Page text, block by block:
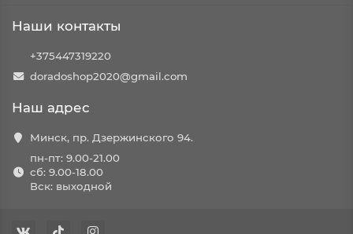
Наши контакты
+375447319220
doradoshop2020@gmail.com
Наш адрес
Минск, пр. Дзержинского 94.
пн-пт: 9.00-21.00
сб: 9.00-18.00
Вск: выходной